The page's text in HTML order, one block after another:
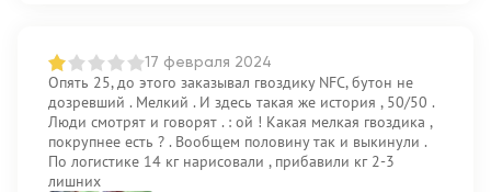
17 февраля 2024
Опять 25, до этого заказывал гвоздику NFC, бутон не
дозревший . Мелкий . И здесь такая же история , 50/50 .
Люди смотрят и говорят . : ой ! Какая мелкая гвоздика ,
покрупнее есть ? . Вообщем половину так и выкинули .
По логистике 14 кг нарисовали , прибавили кг 2-3
лишних